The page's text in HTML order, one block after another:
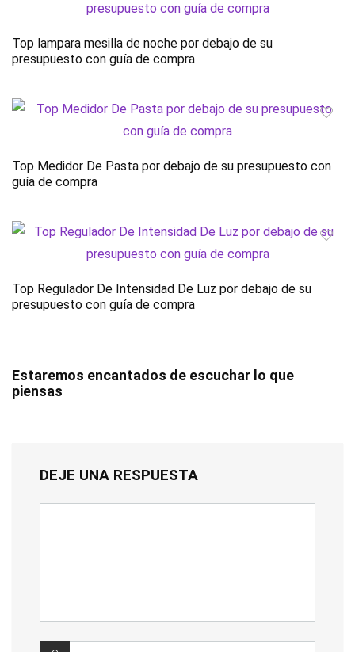
Top lampara mesilla de noche por debajo de su
presupuesto con guía de compra
Top Medidor De Pasta por debajo de su presupuesto con
guía de compra
Top Regulador De Intensidad De Luz por debajo de su
presupuesto con guía de compra
Estaremos encantados de escuchar lo que
piensas
DEJE UNA RESPUESTA